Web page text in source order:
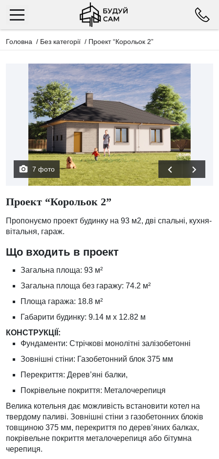
Головна / Без категорії / Проект “Корольок 2”
7 фото
Проект “Корольок 2”
Пропонуємо проект будинку на 93 м2, дві спальні, кухня-
вітальня, гараж.
Що входить в проект
Загальна площа: 93 м²
Загальна площа без гаражу: 74.2 м²
Площа гаража: 18.8 м²
Габарити будинку: 9.14 м х 12.82 м
КОНСТРУКЦІЇ:
Фундаменти: Стрічкові монолітні залізобетонні
Зовнішні стіни: Газобетонний блок 375 мм
Перекриття: Дерев’яні балки,
Покрівельне покриття: Металочерепиця
Велика котельня дає можливість встановити котел на
твердому паливі. Зовнішні стіни з газобетонних блоків
товщиною 375 мм, перекриття по дерев’яних балках,
покрівельне покриття металочерепиця або бітумна
черепиця.